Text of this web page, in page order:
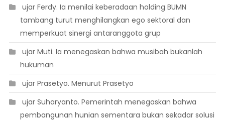
 ujar Ferdy. Ia menilai keberadaan holding BUMN
tambang turut menghilangkan ego sektoral dan
memperkuat sinergi antaranggota grup
 ujar Muti. Ia menegaskan bahwa musibah bukanlah
hukuman
 ujar Prasetyo. Menurut Prasetyo
 ujar Suharyanto. Pemerintah menegaskan bahwa
pembangunan hunian sementara bukan sekadar solusi